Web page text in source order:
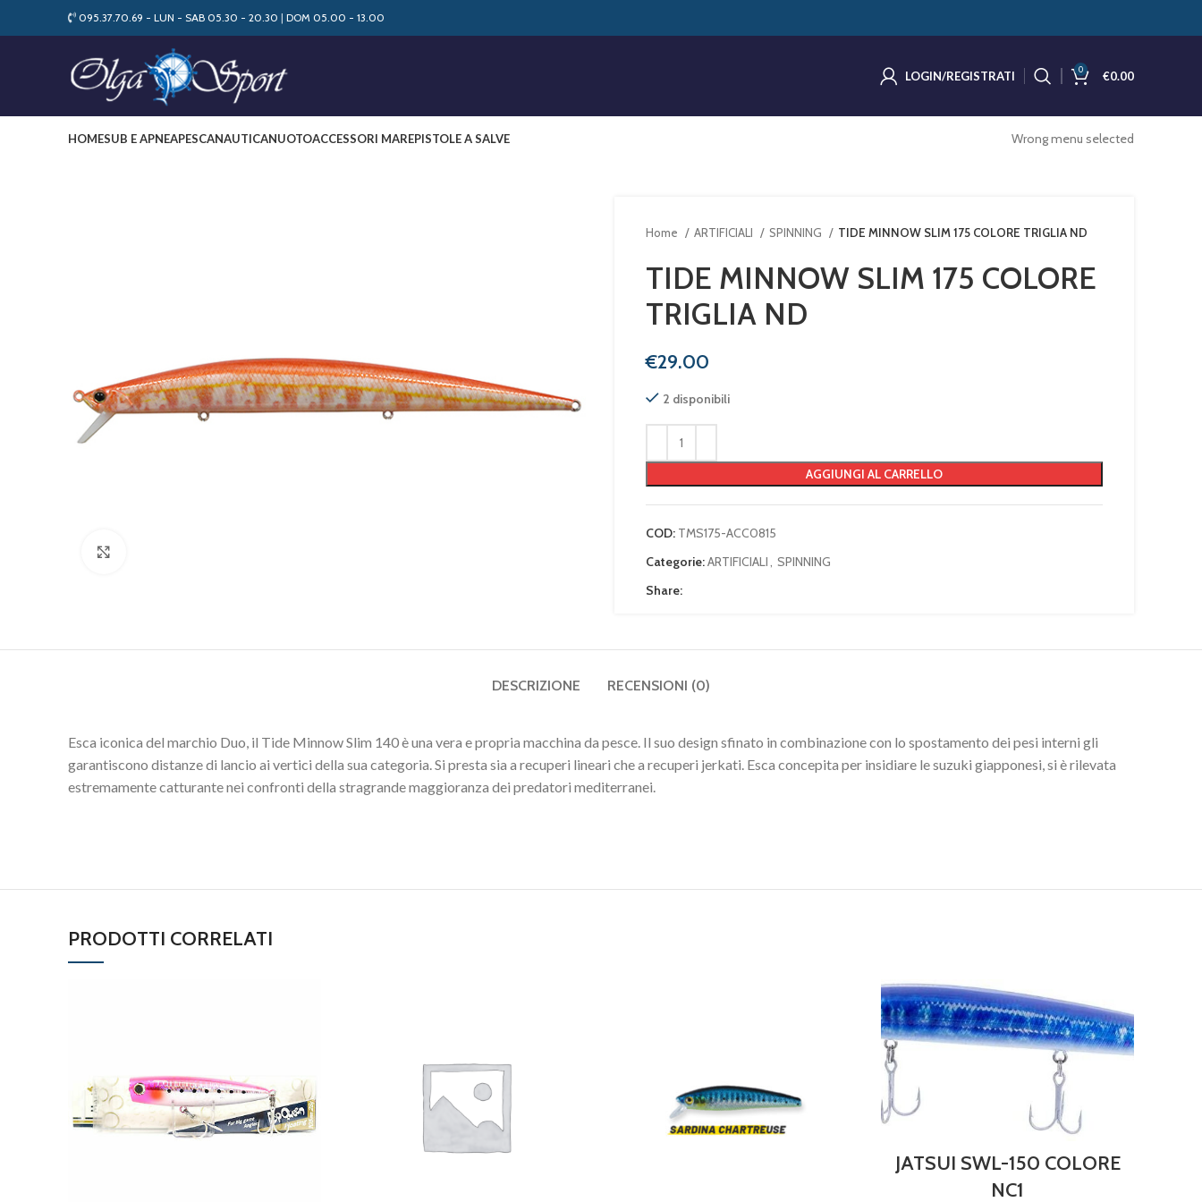
095.37.70.69 - LUN - SAB 05.30 - 20.30 | DOM 05.00 - 13.00
LOGIN/REGISTRATI 0 €0.00
HOMESUB E APNEAPESCANAUTICANUOTOACCESSORI MAREPISTOLE A SALVE Wrong menu selected
Home ARTIFICIALI SPINNING TIDE MINNOW SLIM 175 COLORE TRIGLIA ND
TIDE MINNOW SLIM 175 COLORE
TRIGLIA ND
€
2 disponibili
AGGIUNGI AL CARRELLO
COD: TMS175-ACC0815
Categorie:ARTIFICIALI, SPINNING
Share:
DESCRIZIONE RECENSIONI (0)
Esca iconica del marchio Duo, il Tide Minnow Slim 140 è una vera e propria macchina da pesce. Il suo design sfinato in combinazione con lo spostamento dei pesi interni gli
garantiscono distanze di lancio ai vertici della sua categoria. Si presta sia a recuperi lineari che a recuperi jerkati. Esca concepita per insidiare le suzuki giapponesi, si è rilevata
estremamente catturante nei confronti della stragrande maggioranza dei predatori mediterranei.
PRODOTTI CORRELATI
JATSUI SWL-150 COLORE
NC1